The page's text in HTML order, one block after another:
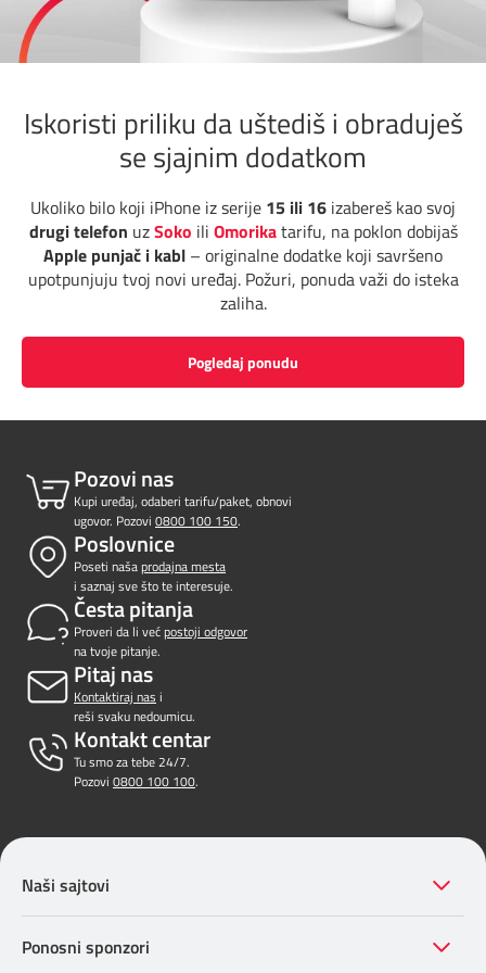
Pozivi ka inostranstvu
TV APP
Šta da gledam?
Dokumenta i uputstva
Kako do nas?
Rešavanje problema
Česta pitanja
Mapa brzina
Prilagođeno tebi
Putuj pametnije
Iskoristi priliku da uštediš i obraduješ
se sjajnim dodatkom
Ukoliko bilo koji iPhone iz serije 15 ili 16 izabereš kao svoj
drugi telefon uzSoko ili Omorikatarifu, na poklon dobijaš
Apple punjač i kabl – originalne dodatke koji savršeno
upotpunjuju tvoj novi uređaj. Požuri, ponuda važi do isteka
zaliha.
Pogledaj ponudu
Pozovi nas
Kupi uređaj, odaberi tarifu/paket, obnovi
ugovor. Pozovi 0800 100 150.
Poslovnice
Poseti našaprodajna mesta
i saznaj sve što te interesuje.
Česta pitanja
Proveri da li većpostoji odgovor
na tvoje pitanje.
Pitaj nas
Kontaktiraj nas i
reši svaku nedoumicu.
Kontakt centar
Tu smo za tebe 24/7.
Pozovi 0800 100 100.
Naši sajtovi
Ponosni sponzori